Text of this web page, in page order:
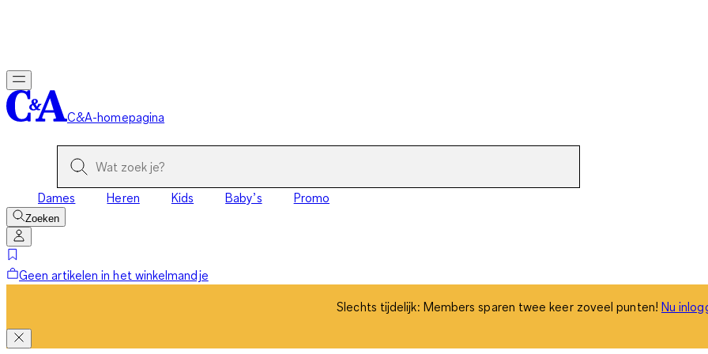
C&A-homepagina
Dames Heren Kids Baby’s Promo
Zoeken
Geen artikelen in het winkelmandje
Slechts tijdelijk: Members sparen twee keer zoveel punten! Nu